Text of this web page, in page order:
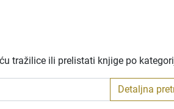
tražilice ili prelistati knjige po
Detaljna